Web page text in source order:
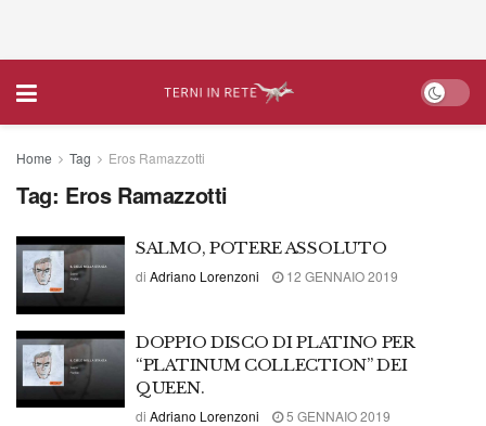
Home Tag Eros Ramazzotti
Tag: Eros Ramazzotti
SALMO, POTERE ASSOLUTO
di Adriano Lorenzoni 12 GENNAIO 2019
DOPPIO DISCO DI PLATINO PER
“PLATINUM COLLECTION” DEI
QUEEN.
di Adriano Lorenzoni 5 GENNAIO 2019